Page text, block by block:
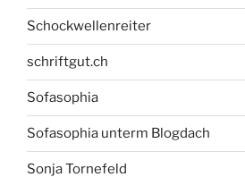
Schockwellenreiter
schriftgut.ch
Sofasophia
Sofasophia unterm Blogdach
Sonja Tornefeld